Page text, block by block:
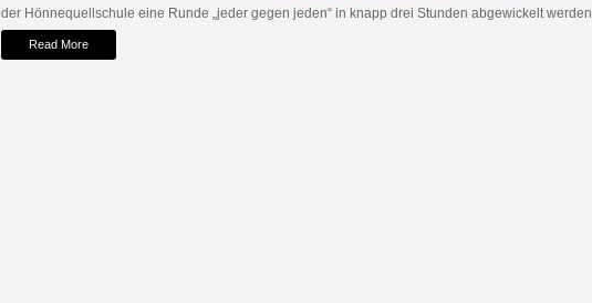
der Hönnequellschule eine Runde „jeder gegen jeden“ in knapp drei Stunden abgewickelt werden.
Read More